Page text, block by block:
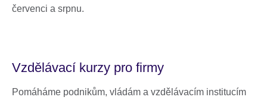
červenci a srpnu.
Vzdělávací kurzy pro firmy
Pomáháme podnikům, vládám a vzdělávacím institucím